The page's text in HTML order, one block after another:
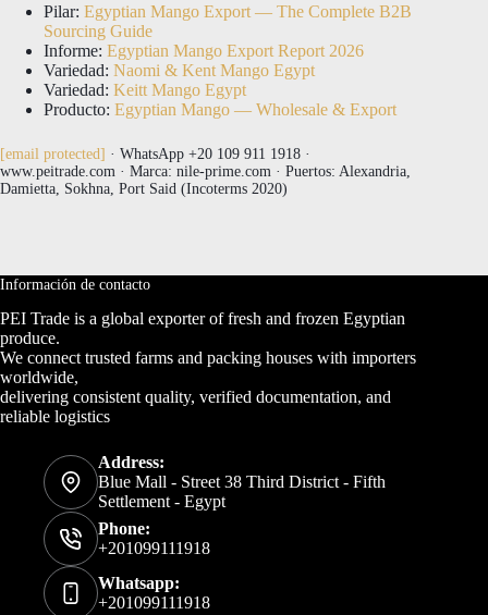
Pilar: Egyptian Mango Export — The Complete B2B
Sourcing Guide
Informe: Egyptian Mango Export Report 2026
Variedad: Naomi & Kent Mango Egypt
Variedad: Keitt Mango Egypt
Producto: Egyptian Mango — Wholesale & Export
[email protected] · WhatsApp +20 109 911 1918 ·
www.peitrade.com · Marca: nile-prime.com · Puertos: Alexandria,
Damietta, Sokhna, Port Said (Incoterms 2020)
Información de contacto
PEI Trade is a global exporter of fresh and frozen Egyptian
produce.
We connect trusted farms and packing houses with importers
worldwide,
delivering consistent quality, verified documentation, and
reliable logistics
Address:
Blue Mall - Street 38 Third District - Fifth
Settlement - Egypt
Phone:
+201099111918
Whatsapp:
+201099111918